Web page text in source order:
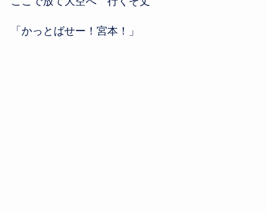
「かっとばせー！宮本！」